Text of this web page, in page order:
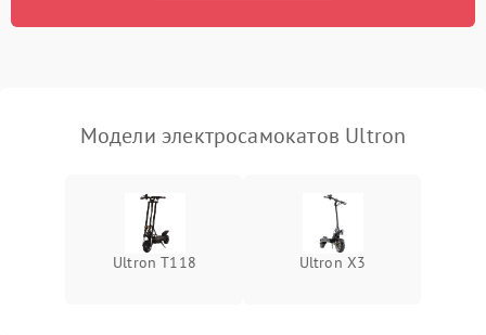
Модели электросамокатов Ultron
Ultron T118 Ultron X3